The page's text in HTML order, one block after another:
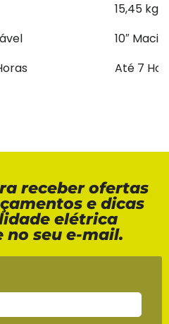
15,45 kg
10″
Até 7
receber ofertas
e dicas
elétrica
seu e-mail.